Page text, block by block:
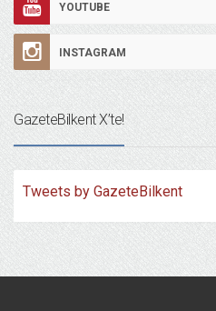
YOUTUBE
INSTAGRAM
GazeteBilkent X’te!
Tweets by GazeteBilkent